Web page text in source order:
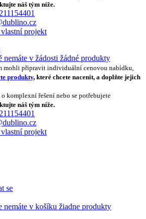
náš tým níže.
projekt
nemáte v žádosti žádné produkty
mohli připravit individuální cenovou nabídku,
produkty, které chcete nacenit, a doplňte jejich
komplexní řešení nebo se potřebujete
náš tým níže.
projekt
se
nemáte v košíku žiadne produkty